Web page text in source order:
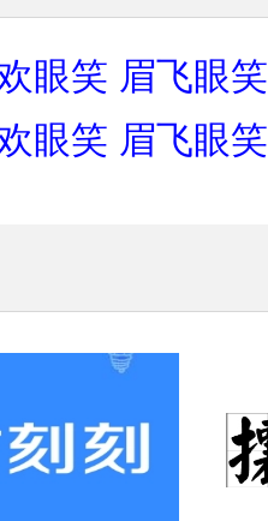
眼笑 眉飞眼笑
眼笑 眉飞眼笑